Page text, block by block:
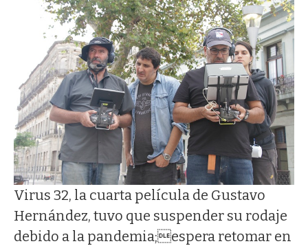
Virus 32, la cuarta película de Gustavo
Hernández, tuvo que suspender su rodaje
debido a la pandemia;espera retomar en